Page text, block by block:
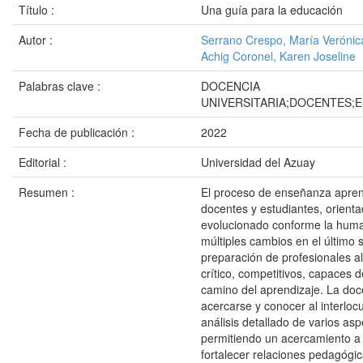
Título :
Una guía para la educación
Autor :
Serrano Crespo, María
Achig Coronel, Karen Joseline
Palabras clave :
DOCENCIA
Fecha de publicación :
2022
Editorial :
Universidad del Azuay
Resumen :
El proceso de enseñanza
docentes y estudiantes,
evolucionado conforme la
múltiples cambios en el último
preparación de profesionales
crítico, competitivos, capaces
camino del aprendizaje. La
acercarse y conocer al
análisis detallado de varios
permitiendo un acercamiento
fortalecer relaciones